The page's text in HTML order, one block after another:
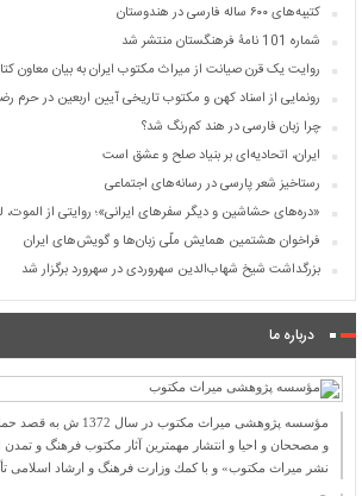
کتیبه‌های ۶۰۰ ساله فارسی در هندوستان
شماره 101 نامۀ فرهنگستان منتشر شد
روایت یک قرن صیانت از میراث مکتوب ایران به بیان معاون
رونمایی از اسناد کهن و مکتوب تاریخی آیین اربعین در حرم
چرا زبان فارسی در هند کم‌رنگ شد؟
ایران، اتحادیه‌ای بر بنیاد صلح و عشق است
رستاخیز شعر پارسی در رسانه‌های اجتماعی
«دره‌های حشاشین و دیگر سفرهای ایرانی»؛ روایتی از الموت،
فراخوان هشتمین همایش ملّی زبان‌ها و گویش‌های ایران
بزرگداشت شیخ شهاب‌الدین سهروردی در سهرورد برگزار شد
درباره ما
مؤسسه پژوهشی میراث
و مصححان و احیا و انتشار مهمترین آثار مكتوب فرهنگ و تمدن
نشر میراث مكتوب» و با كمك وزارت فرهنگ و ارشاد اسلامی